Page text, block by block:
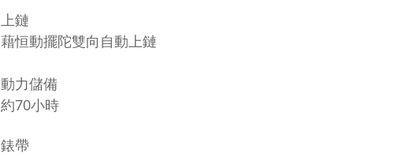
上鏈
藉恒動擺陀雙向自動上鏈
動力儲備
約70小時
錶帶